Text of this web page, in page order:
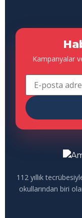
Kampanyalar
112 yıllık
okullarından biri